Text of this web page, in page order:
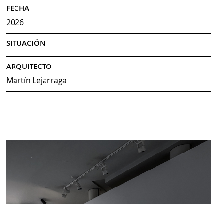
FECHA
2026
SITUACIÓN
ARQUITECTO
Martín Lejarraga